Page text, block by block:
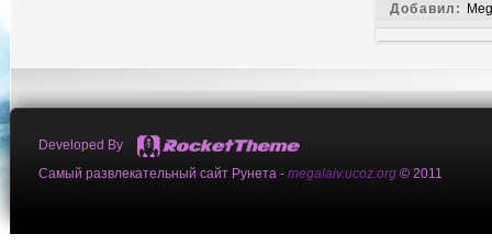
Добавил:
Developed By
Самый развлекательный сайт Рунета - megalaiv.ucoz.org © 2011